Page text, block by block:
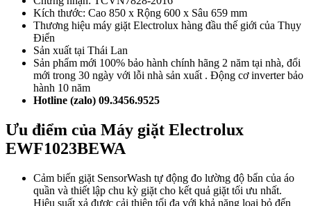
Kích thước: Cao 850 x Rộng 600 x Sâu 659 mm
Thương hiệu máy giặt Electrolux hàng đầu thế giới của Thụy
Điển
Sản xuất tại Thái Lan
Sản phẩm mới 100% bảo hành chính hãng 2 năm tại nhà, đổi
mới trong 30 ngày với lỗi nhà sản xuất . Động cơ inverter bảo
hành 10 năm
Hotline (zalo) 09.3456.9525
Ưu điểm của Máy giặt Electrolux
EWF1023BEWA
Cảm biến giặt SensorWash tự động đo lường độ bẩn của áo
quần và thiết lập chu kỳ giặt cho kết quả giặt tối ưu nhất.
Hiệu suất xả được cải thiện tối đa với khả năng loại bỏ đến